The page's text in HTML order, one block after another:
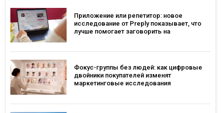
Приложение или репетитор: новое
исследование от Preply показывает, что
лучше помогает заговорить на
Фокус-группы без людей: как цифровые
двойники покупателей изменят
маркетинговые исследования